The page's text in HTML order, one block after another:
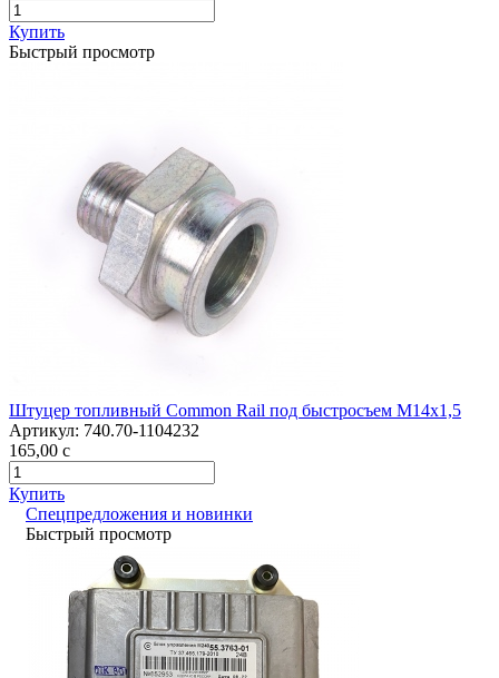
Купить
Быстрый просмотр
Штуцер топливный Common Rail под быстросъем М14х1,5
Артикул: 740.70-1104232
165,00 c
Купить
Спецпредложения и новинки
Быстрый просмотр